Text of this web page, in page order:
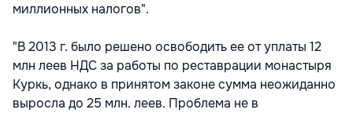
миллионных налогов".
"В 2013 г. было решено освободить ее от уплаты 12
млн леев НДС за работы по реставрации монастыря
Куркь, однако в принятом законе сумма неожиданно
выросла до 25 млн. леев. Проблема не в